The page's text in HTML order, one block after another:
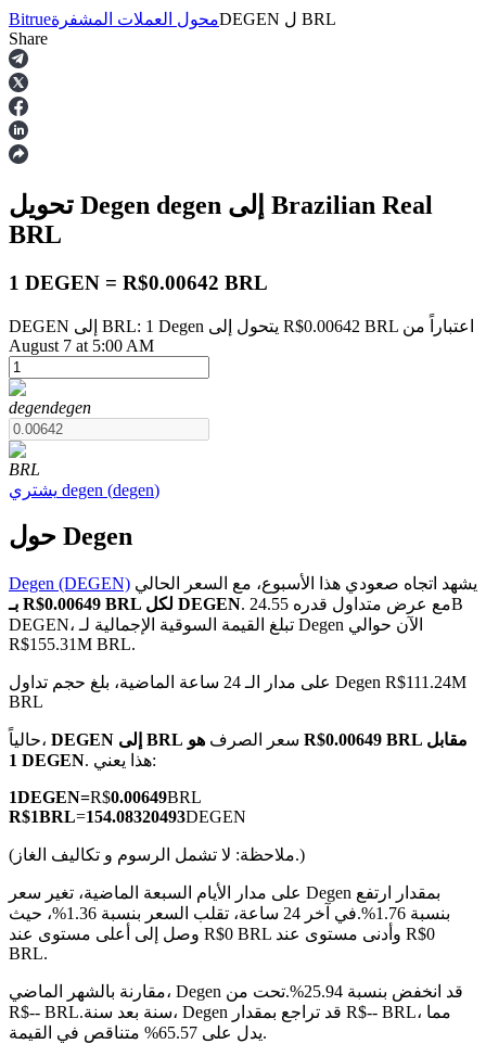
العقود الآجلة
العقود الآجلة USDT
العقود الآجلة لـ COIN-M
العقود الآجلة للعملات المشفرة
مشتقات الأسهم والعملات الأجنبية والمعادن الثمينة والسلع
العقود الآجلة باستخدام USDC كضمان
Bitrueمحول العملات المشفرةDEGEN ل BRL
Share
تحويل Degen degen
إلى Brazilian Real
BRL
1 DEGEN = R$0.00642 BRL
DEGEN إلى BRL: 1 Degen يتحول إلى R$0.00642 BRL اعتباراً من
August 7 at 5:00 AM
degendegen
BRL
يشتري degen (degen)
حول Degen
Degen (DEGEN) يشهد اتجاه صعودي هذا الأسبوع، مع السعر الحالي
بـ R$0.00649 BRL لكل DEGEN. مع عرض متداول قدره 24.55B
DEGEN، تبلغ القيمة السوقية الإجمالية لـ Degen الآن حوالي
R$155.31M BRL.
على مدار الـ 24 ساعة الماضية، بلغ حجم تداول Degen R$111.24M
BRL
حالياً، DEGEN إلى BRL سعر الصرف هو R$0.00649 BRL مقابل
1 DEGEN
. هذا يعني:
1DEGEN=R$0.00649BRL
R$1BRL=154.08320493DEGEN
(ملاحظة: لا تشمل الرسوم و تكاليف الغاز.)
على مدار الأيام السبعة الماضية، تغير سعر Degen بمقدار ارتفع
بنسبة 1.76%.
في آخر 24 ساعة، تقلب السعر بنسبة 1.36%، حيث
وصل إلى أعلى مستوى عند R$0 BRL وأدنى مستوى عند R$0
BRL.
مقارنة بالشهر الماضي، Degen قد انخفض بنسبة 25.94%.تحت من
R$-- BRL.سنة بعد سنة، Degen قد تراجع بمقدار R$-- BRL، مما
يدل على 65.57% متناقص في القيمة.